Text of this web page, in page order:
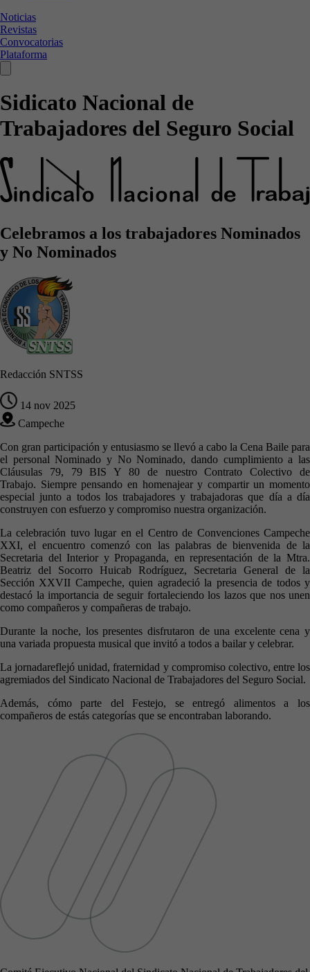
Noticias
Revistas
Convocatorias
Plataforma
Sidicato Nacional de
Trabajadores del Seguro Social
Celebramos a los trabajadores Nominados
y No Nominados
Redacción SNTSS
14 nov 2025
Campeche
Con gran participación y entusiasmo se llevó a cabo la Cena Baile para
el personal Nominado y No Nominado, dando cumplimiento a las
Cláusulas 79, 79 BIS Y 80 de nuestro Contrato Colectivo de
Trabajo. Siempre pensando en homenajear y compartir un momento
especial junto a todos los trabajadores y trabajadoras que día a día
construyen con esfuerzo y compromiso nuestra organización.
La celebración tuvo lugar enel Centro de Convenciones Campeche
XXI, el encuentro comenzó con las palabras de bienvenida de la
Secretaria del Interior y Propaganda, en representación de la Mtra.
Beatriz del Socorro Huicab Rodríguez, Secretaria General de la
Sección XXVII Campeche, quien agradeció la presencia de todos y
destacó la importancia de seguir fortaleciendo los lazos que nos unen
como compañeros y compañeras de trabajo.
Durante la noche, los presentes disfrutaron de una excelente cena y
una variada propuesta musical que invitó a todos a bailar y celebrar.
La jornadareflejóunidad, fraternidad y compromiso colectivo, entre los
agremiados del Sindicato Nacional de Trabajadores del Seguro Social.
Además, cómo parte del Festejo, se entregó alimentos a los
compañeros de estás categorías que se encontraban laborando.